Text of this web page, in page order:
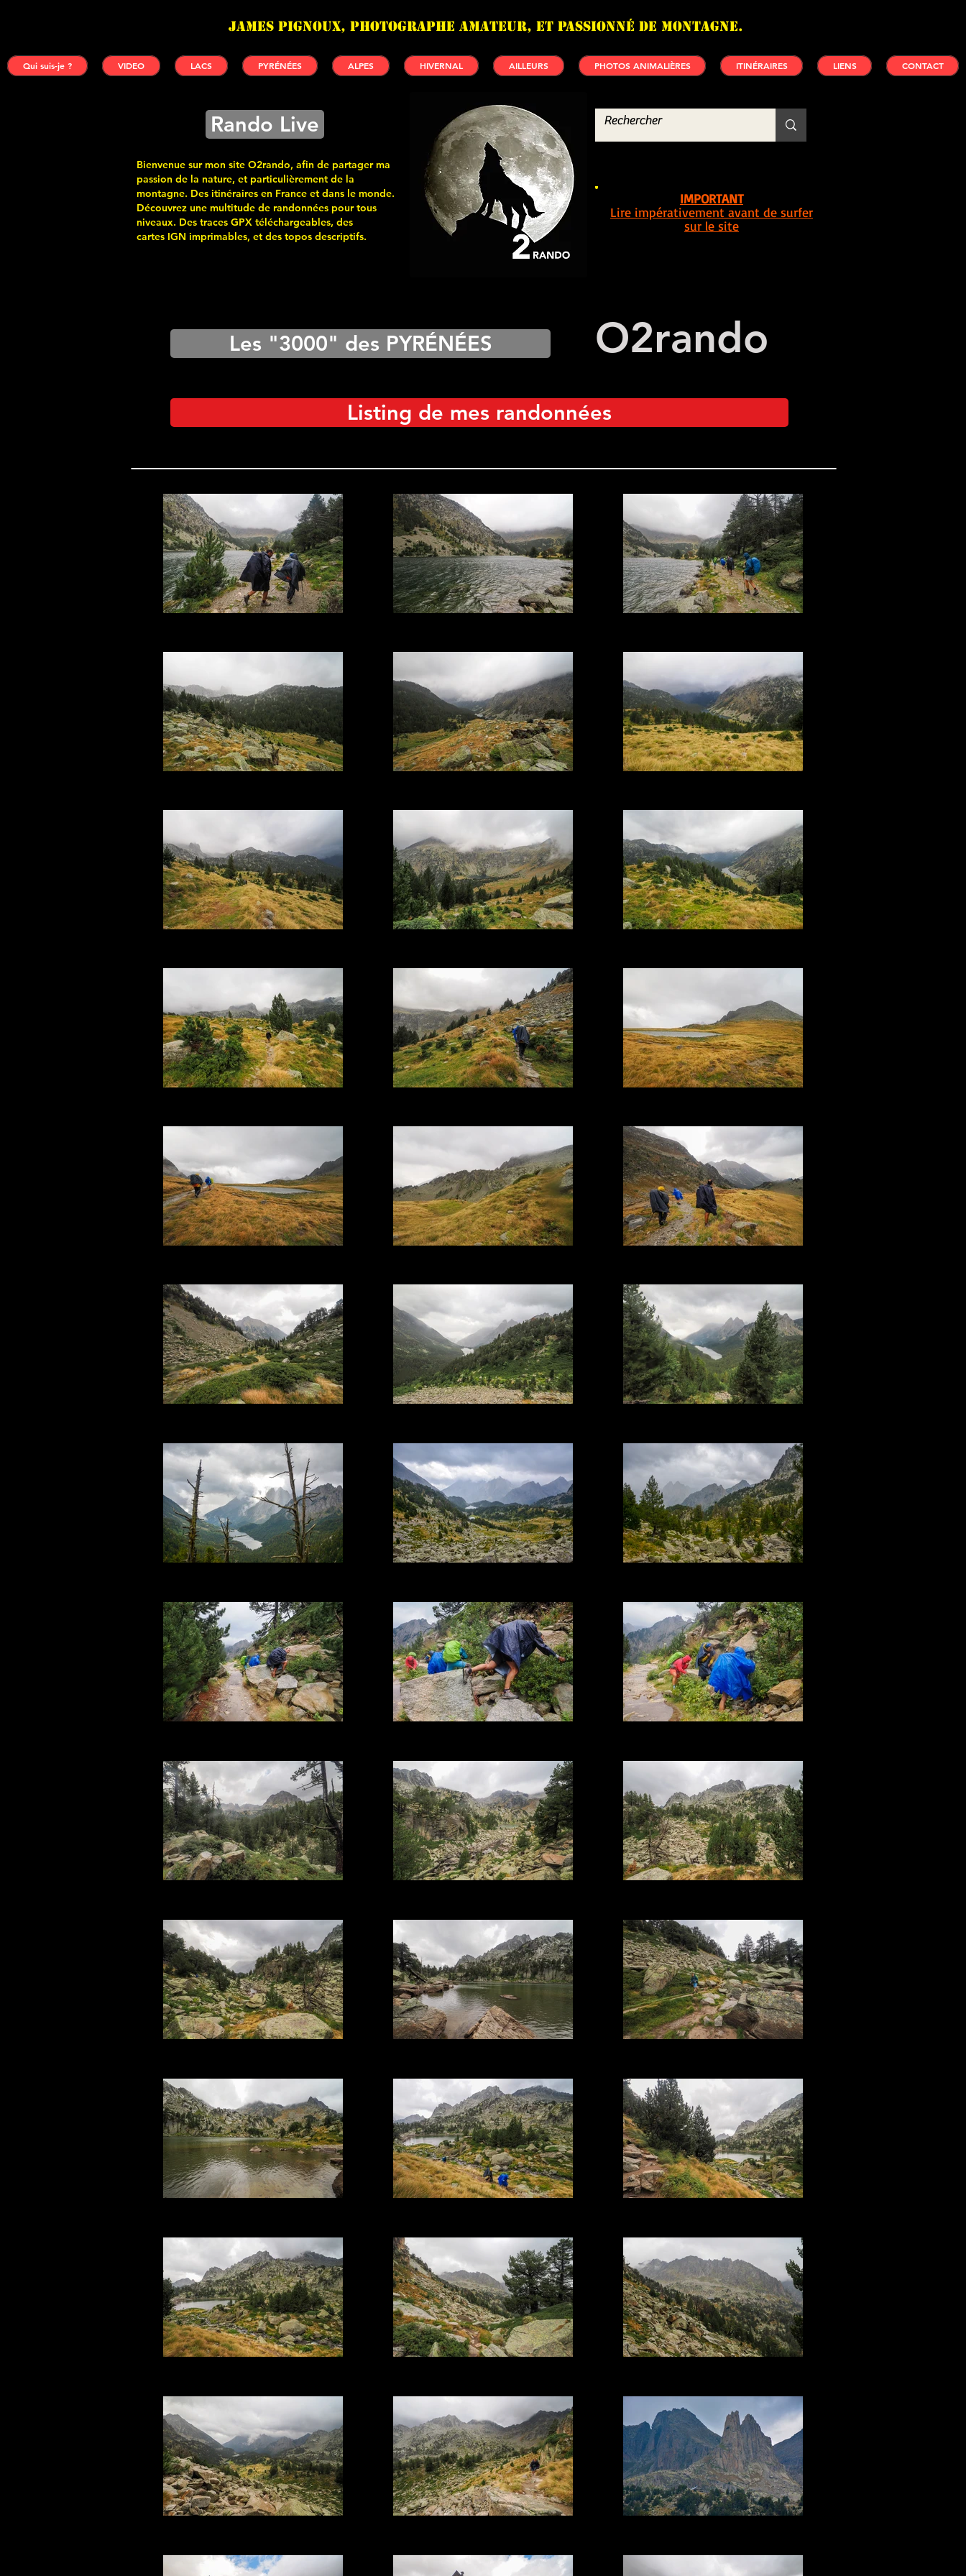
James PIGNOUX, photographe amateur, et passionné de montagne.
Qui suis-je ? VIDEO LACS PYRÉNÉES ALPES HIVERNAL AILLEURS PHOTOS ANIMALIÈRES ITINÉRAIRES LIENS CONTACT
Rando Live
Bienvenue sur mon site O2rando, afin de partager ma
passion de la nature, et particulièrement de la
montagne. Des itinéraires en France et dans le monde.
Découvrez une multitude de randonnées pour tous
niveaux. Des traces GPX téléchargeables, des
cartes IGN imprimables, et des topos descriptifs.
IMPORTANT
Lire impérativement avant de surfer
sur le site
Les "3000" des PYRÉNÉES O2rando
Listing de mes randonnées